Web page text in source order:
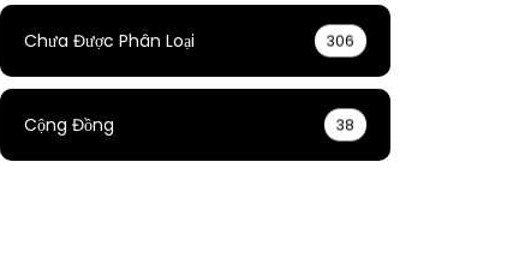
Chưa Được Phân Loại 306
Cộng Đồng 38